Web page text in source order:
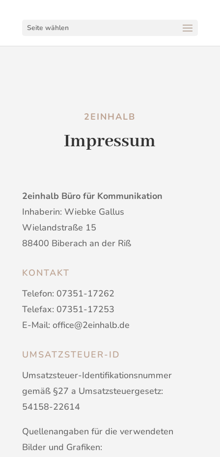
Seite wählen
2EINHALB
Impressum
2einhalb Büro für Kommunikation
Inhaberin: Wiebke Gallus
Wielandstraße 15
88400 Biberach an der Riß
KONTAKT
Telefon: 07351-17262
Telefax: 07351-17253
E-Mail: office@2einhalb.de
UMSATZSTEUER-ID
Umsatzsteuer-Identifikationsnummer
gemäß §27 a Umsatzsteuergesetz:
54158-22614
Quellenangaben für die verwendeten
Bilder und Grafiken: